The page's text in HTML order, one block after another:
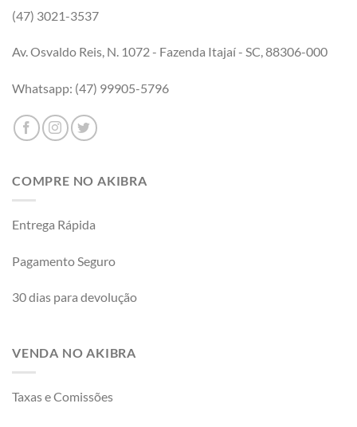
(47) 3021-3537
Av. Osvaldo Reis, N. 1072 - Fazenda Itajaí - SC, 88306-000
Whatsapp: (47) 99905-5796
COMPRE NO AKIBRA
Entrega Rápida
Pagamento Seguro
30 dias para devolução
VENDA NO AKIBRA
Taxas e Comissões